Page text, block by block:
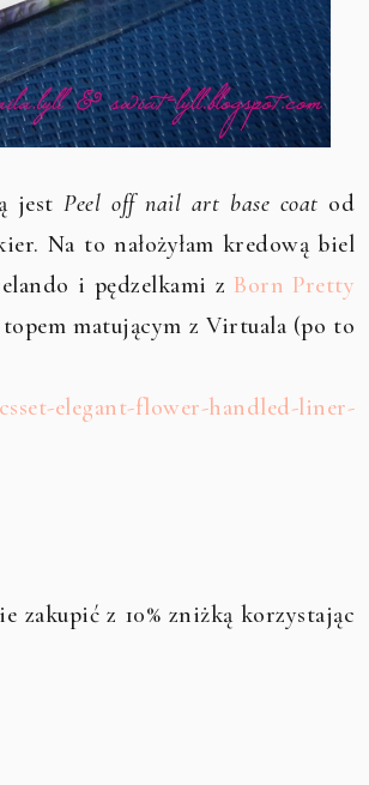
jestPeel off nail art base coat od
Na to nałożyłam kredową biel
i pędzelkami z Born Pretty
topem matującym z Virtuala (po to
elegant-flower-handled-liner-
zakupić z 10% zniżką korzystając